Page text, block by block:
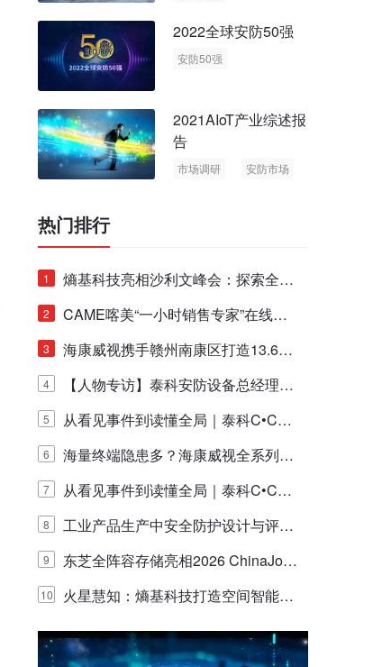
2022全球安防50强
安防50强
2021AIoT产业综述报
告
市场调研
安防市场
热门排行
1
熵基科技亮相沙利文峰会：探索全栈
脑机技术商业化生态新路径
2
CAME喀美“一小时销售专家”在线赋
能培训正式启动！
3
海康威视携手赣州南康区打造13.6公
里绿波网
4
【人物专访】泰科安防设备总经理张
宁解码安防出海新范式
5
从看见事件到读懂全局｜泰科C•CUR
E IQ 3.20开启安防运营智能新时代
6
海量终端隐患多？海康威视全系列物
联安全产品，四层守护更放心！
7
从看见事件到读懂全局｜泰科C•CUR
E IQ 3.20开启安防运营智能新时代
8
工业产品生产中安全防护设计与评估
的实践与探讨
9
东芝全阵容存储亮相2026 ChinaJo
y，以海量数据底座赋能“与AI同游”新
体验
10
火星慧知：熵基科技打造空间智能时
代的认知中枢